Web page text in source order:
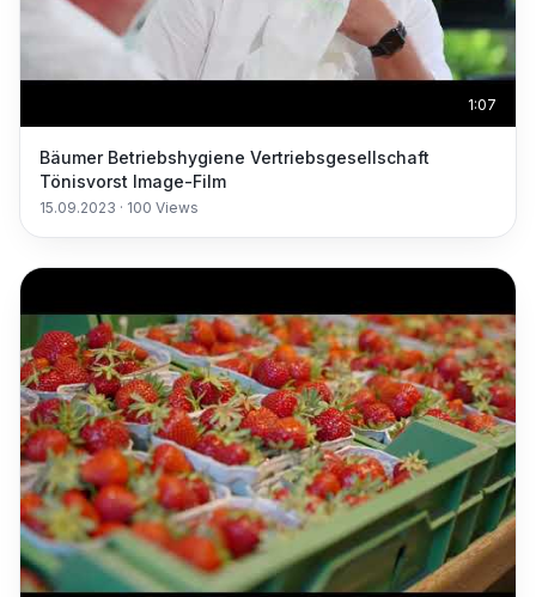
1:07
Bäumer Betriebshygiene Vertriebsgesellschaft
Tönisvorst Image-Film
15.09.2023 · 100 Views